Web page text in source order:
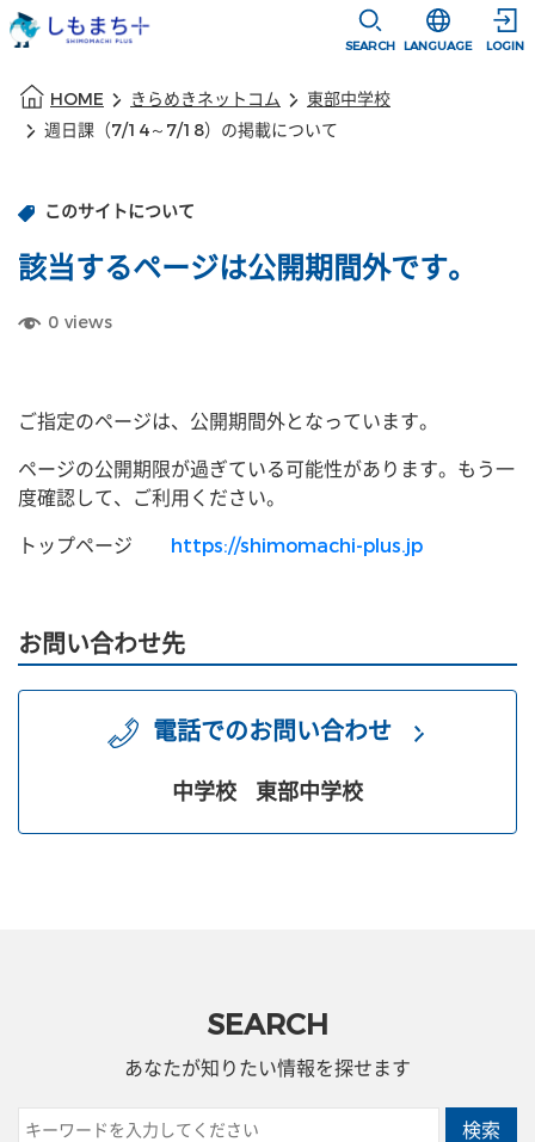
SEARCH
選択すると言
LANGUAGE LOGIN
HOME きらめきネットコム
東部中学校
週日課（7/14～7/18）の掲載について
このサイトについて
該当するページは公開期間外です。
0 views
ご指定のページは、公開期間外となっています。
ページの公開期限が過ぎている可能性があります。もう一
度確認して、ご利用ください。
トップページ
https://shimomachi-plus.jp
お問い合わせ先
電話でのお問い合わせ
中学校 東部中学校
SEARCH
あなたが知りたい情報を探せます
検索